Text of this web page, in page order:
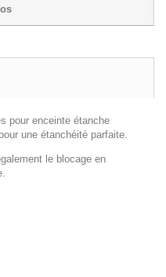
pour enceinte étanche
une étanchéité parfaite.
le blocage en